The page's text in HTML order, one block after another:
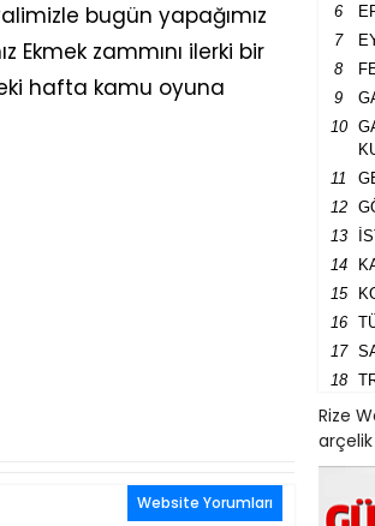
bugün yapağımız
zammını ilerki bir
hafta kamu oyuna
Website Yorumları
6
7
8
9
10
11
12
13
14
15
16
17
18
Rize